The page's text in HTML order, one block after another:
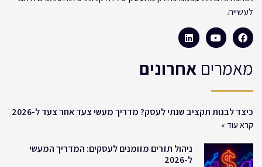
לעשייה.
מאמרים אחרונים
כיצד לבנות תקציב שנתי לעסק? מדריך מעשי צעד אחר צעד ל-2026
קרא עוד »
ניהול תזרים מזומנים לעסקים: המדריך המעשי
ל-2026